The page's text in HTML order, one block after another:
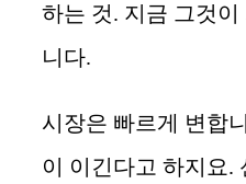
하는 것. 지금 그것
니다.
시장은 빠르게 변합
이 이긴다고 하지요.